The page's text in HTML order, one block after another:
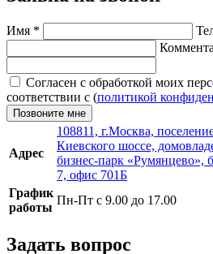
Имя *
Согласен с обработкой моих
соответствии с (политикой
Позвоните мне
Адрес
108811, г.Москва,
Киевского шоссе,
бизнес-парк «Румянцево»,
7, офис 701Б
График
работы
Пн-Пт с 9.00 до 17.00
Задать вопрос